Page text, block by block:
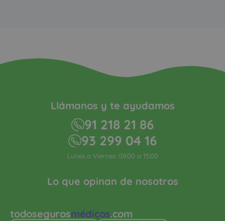
todosegurosmédicos.com
Lo que opinan de nosotros
Llámanos y te ayudamos
91 218 21 86
93 299 04 16
Lunes a Viernes: 09:00 a 15:00